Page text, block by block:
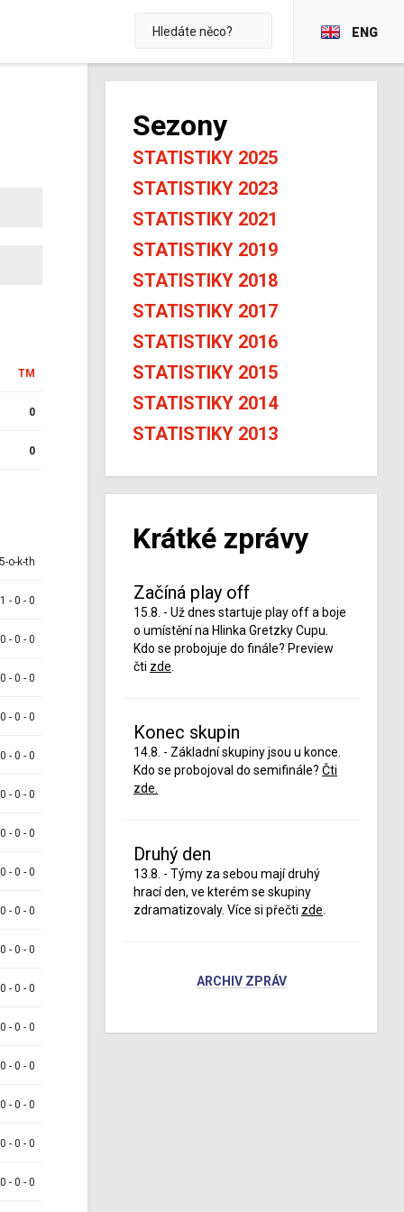
ENG
TM
0
0
o-k-th
- 0 - 0
- 0 - 0
- 0 - 0
- 0 - 0
- 0 - 0
- 0 - 0
- 0 - 0
- 0 - 0
- 0 - 0
- 0 - 0
- 0 - 0
- 0 - 0
- 0 - 0
- 0 - 0
- 0 - 0
- 0 - 0
Sezony
STATISTIKY 2025
STATISTIKY 2023
STATISTIKY 2021
STATISTIKY 2019
STATISTIKY 2018
STATISTIKY 2017
STATISTIKY 2016
STATISTIKY 2015
STATISTIKY 2014
STATISTIKY 2013
Krátké zprávy
Začíná play off
15.8. - Už dnes startuje play off a boje
o umístění na Hlinka Gretzky Cupu.
Kdo se probojuje do finále? Preview
čti zde
Konec skupin
14.8. - Základní skupiny jsou u konce.
Kdo se probojoval do semifinále? Čti
zde.
Druhý den
13.8. - Týmy za sebou mají druhý
hrací den, ve kterém se skupiny
zdramatizovaly. Více si přečti zde
ARCHIV ZPRÁV